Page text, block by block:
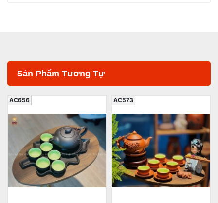
Sản Phẩm Tương Tự
AC656 AC573